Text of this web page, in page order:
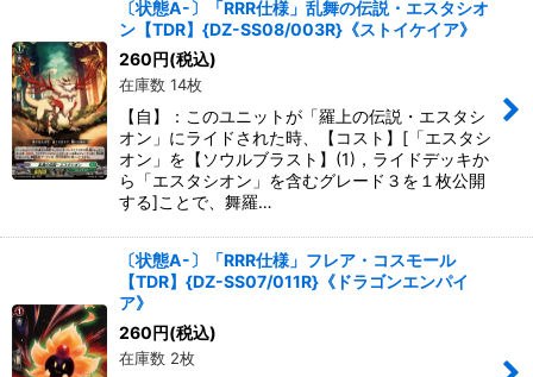
〔状態A-〕「RRR仕様」乱舞の伝説・エスタシオ
ン【TDR】{DZ-SS08/003R}《ストイケイア》
260円(税込)
在庫数 14枚
【自】：このユニットが「羅上の伝説・エスタシ
オン」にライドされた時、【コスト】[「エスタシ
オン」を【ソウルブラスト】(1)，ライドデッキか
ら「エスタシオン」を含むグレード３を１枚公開
する]ことで、舞羅…
〔状態A-〕「RRR仕様」フレア・コスモール
【TDR】{DZ-SS07/011R}《ドラゴンエンパイ
ア》
260円(税込)
在庫数 2枚